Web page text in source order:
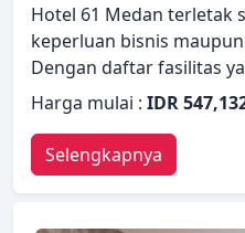
Hotel 61 Medan terletak
keperluan bisnis
Dengan daftar fasilitas
merasakan pengalaman
nyaman. Manfaatkan
gratis di semua kamar,
parkir valet, tempat
properti ini. Bersantailah
nyaman dan beberapa
Harga mulai : IDR
Selengkapnya